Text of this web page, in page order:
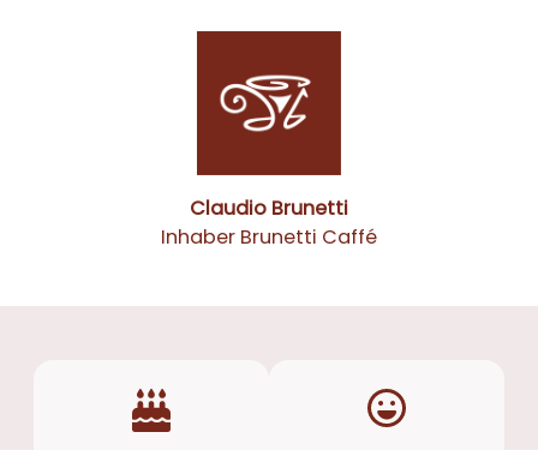
Claudio Brunetti
Inhaber Brunetti Caffé